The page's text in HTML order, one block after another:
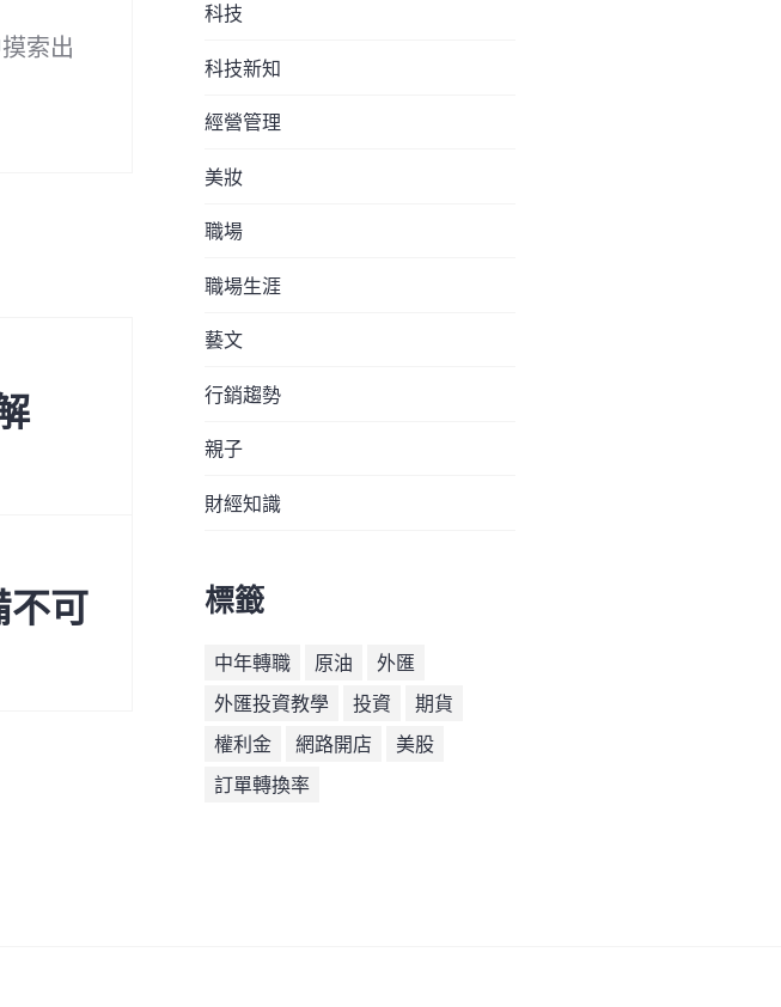
索出
不可
科技
科技新知
經營管理
美妝
職場
職場生涯
藝文
行銷趨勢
親子
財經知識
標籤
中年轉職 原油
外匯
外匯投資教學
投資
期貨
權利金
網路開店
美股
訂單轉換率